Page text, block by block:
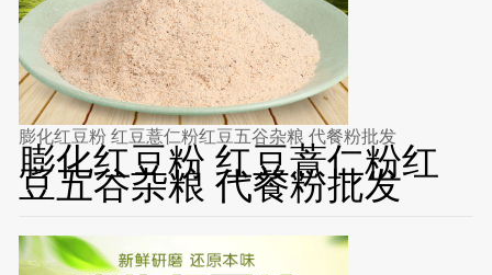
膨化红豆粉 红豆薏仁粉红豆五谷杂粮 代餐粉批发
膨化红豆粉 红豆薏仁粉红
豆五谷杂粮 代餐粉批发